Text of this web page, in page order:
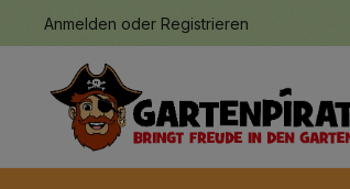
Zur Hauptnavigation springen
Anmelden oder Registrieren